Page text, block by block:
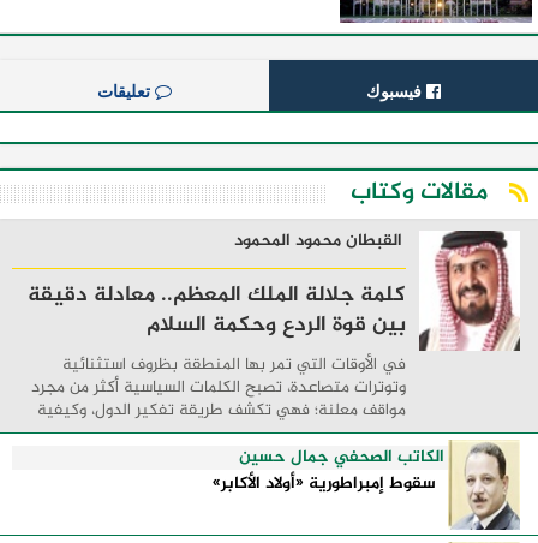
فيسبوك تعليقات
مقالات وكتاب
القبطان محمود المحمود
كلمة جلالة الملك المعظم.. معادلة دقيقة
بين قوة الردع وحكمة السلام
في الأوقات التي تمر بها المنطقة بظروف استثنائية
وتوترات متصاعدة، تصبح الكلمات السياسية أكثر من مجرد
مواقف معلنة؛ فهي تكشف طريقة تفكير الدول، وكيفية
إدارتها للأزمات، والحدود التي تفصل بين القوة ...
الكاتب الصحفي جمال حسين
سقوط إمبراطورية «أولاد الأكابر»